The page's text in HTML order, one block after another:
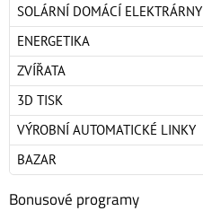
SOLÁRNÍ DOMÁCÍ ELEKTRÁRNY
ENERGETIKA
ZVÍŘATA
3D TISK
VÝROBNÍ AUTOMATICKÉ LINKY
BAZAR
Bonusové programy